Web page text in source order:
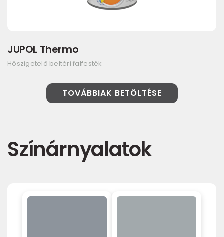
JUPOL Thermo
Hőszigetelő beltéri falfesték
TOVÁBBIAK BETÖLTÉSE
Színárnyalatok